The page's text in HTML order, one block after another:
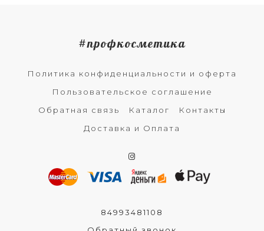
#профкосметика
Политика конфиденциальности и оферта
Пользовательское соглашение
Обратная связь
Каталог
Контакты
Доставка и Оплата
84993481108